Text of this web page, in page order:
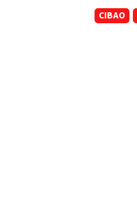
CIBAO